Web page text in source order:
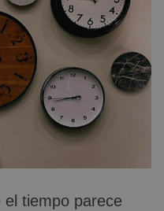
tiempo parece